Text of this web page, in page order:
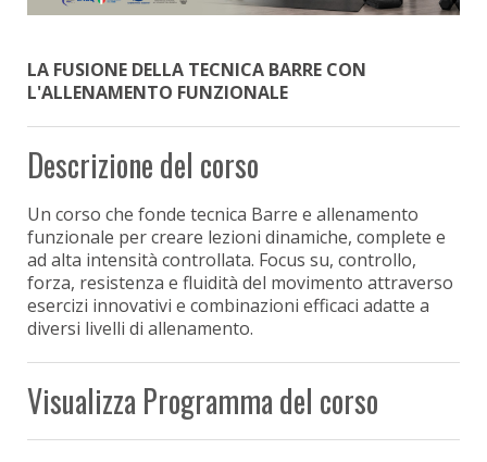
LA FUSIONE DELLA TECNICA BARRE CON
L'ALLENAMENTO FUNZIONALE
Descrizione del corso
Un corso che fonde tecnica Barre e allenamento
funzionale per creare lezioni dinamiche, complete e
ad alta intensità controllata. Focus su, controllo,
forza, resistenza e fluidità del movimento attraverso
esercizi innovativi e combinazioni efficaci adatte a
diversi livelli di allenamento.
Visualizza Programma del corso